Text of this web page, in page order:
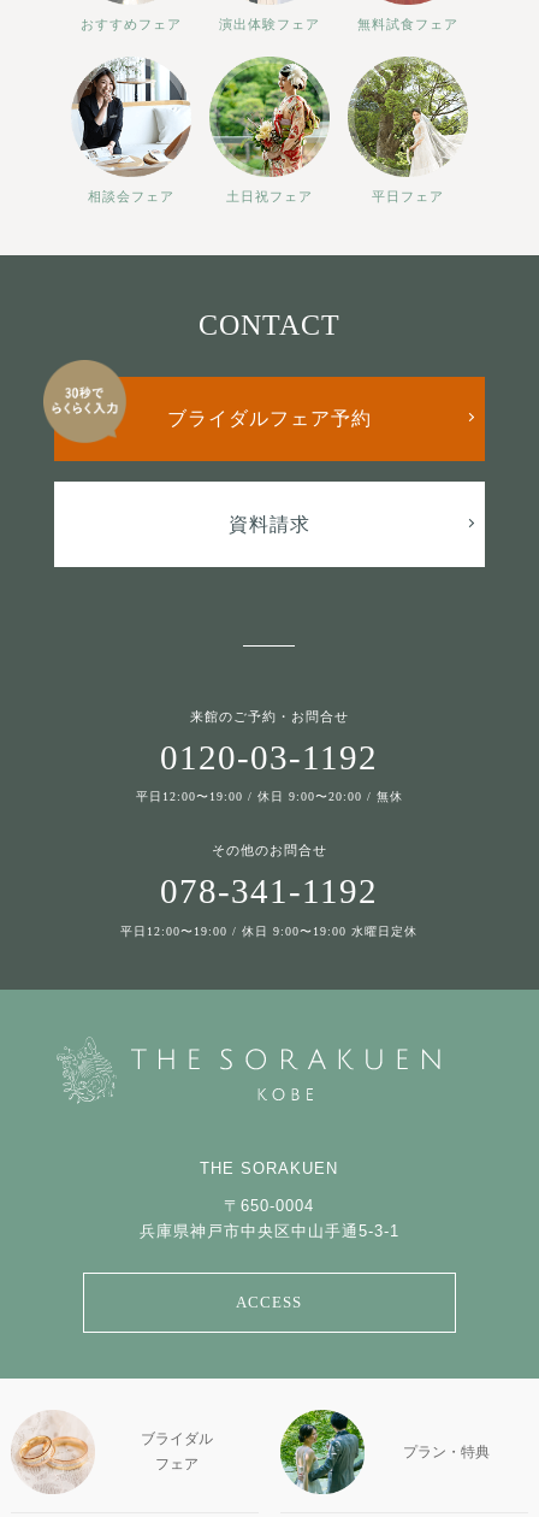
おすすめフェア 演出体験フェア 無料試食フェア
相談会フェア 土日祝フェア 平日フェア
CONTACT
ブライダルフェア予約
資料請求
来館のご予約・お問合せ
0120-03-1192
平日12:00〜19:00 / 休日 9:00〜20:00 / 無休
その他のお問合せ
078-341-1192
平日12:00〜19:00 / 休日 9:00〜19:00 水曜日定休
THE SORAKUEN
〒650-0004
兵庫県神戸市中央区中山手通5-3-1
ACCESS
ブライダル
フェア
プラン・特典